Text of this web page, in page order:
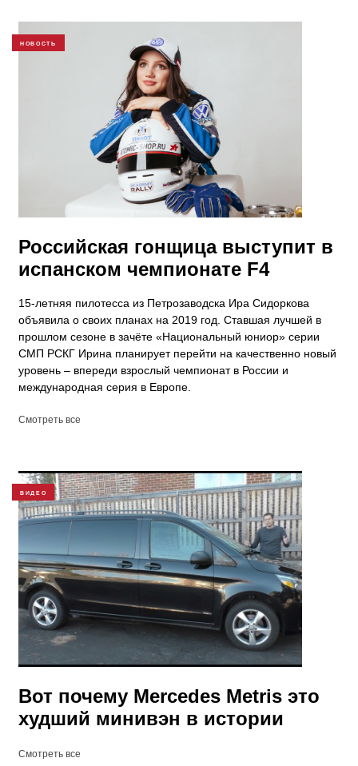
НОВОСТЬ
Российская гонщица выступит в
испанском чемпионате F4
15-летняя пилотесса из Петрозаводска Ира Сидоркова
объявила о своих планах на 2019 год. Ставшая лучшей в
прошлом сезоне в зачёте «Национальный юниор» серии
СМП РСКГ Ирина планирует перейти на качественно новый
уровень – впереди взрослый чемпионат в России и
международная серия в Европе.
Смотреть все
ВИДЕО
Вот почему Mercedes Metris это
худший минивэн в истории
Смотреть все